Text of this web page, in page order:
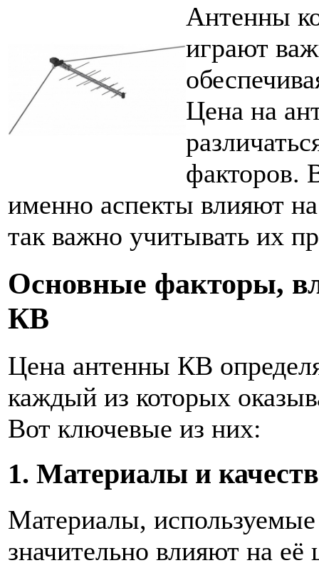
Антенны
играют
Цена на
факторов.
именно аспекты влияют
так важно учитывать их
Основные факторы,
КВ
Цена антенны КВ
каждый из которых
Вот ключевые из них:
1. Материалы и
Материалы,
значительно влияют на